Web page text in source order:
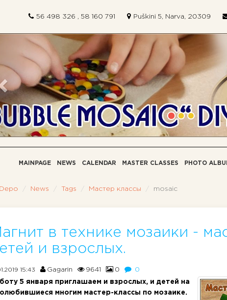
56 498 326 , 58 160 791 Puškini 5, Narva, 20309
Previous
MAINPAGE NEWS CALENDAR MASTER CLASSES PHOTO
News Tags Мастер классы mosaic
в технике мозаики -
и взрослых.
15:43 Gagarin 9641 0 0
5 января приглашаем и взрослых, и детей на
многим мастер-классы по мозаике.